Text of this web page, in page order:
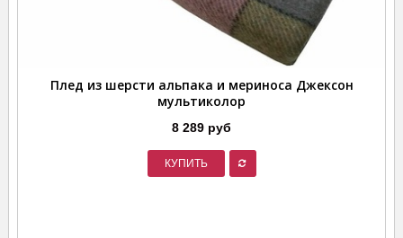
Плед из шерсти альпака и мериноса Джексон
мультиколор
8 289 руб
КУПИТЬ